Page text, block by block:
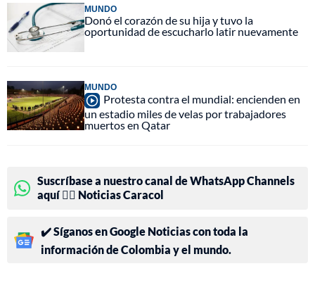
MUNDO
Donó el corazón de su hija y tuvo la
oportunidad de escucharlo latir nuevamente
MUNDO
Protesta contra el mundial: encienden en
un estadio miles de velas por trabajadores
muertos en Qatar
Suscríbase a nuestro canal de WhatsApp Channels
aquí 👉🏻 Noticias Caracol
✔️ Síganos en Google Noticias con toda la
información de Colombia y el mundo.